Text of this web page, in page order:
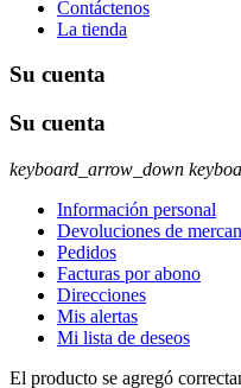
Contáctenos
La tienda
Su cuenta
Su cuenta
keyboard_arrow_down
Información personal
Devoluciones de
Pedidos
Facturas por abono
Direcciones
Mis alertas
Mi lista de deseos
El producto se agregó